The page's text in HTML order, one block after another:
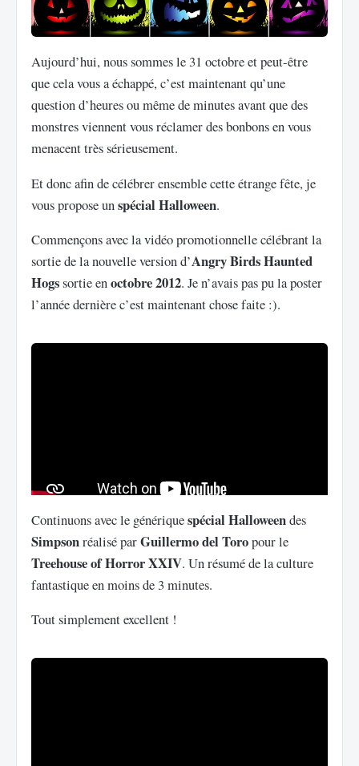
Aujourd’hui, nous sommes le 31 octobre et peut-être
que cela vous a échappé, c’est maintenant qu’une
question d’heures ou même de minutes avant que des
monstres viennent vous réclamer des bonbons en vous
menacent très sérieusement.
Et donc afin de célébrer ensemble cette étrange fête, je
vous propose un spécial Halloween.
Commençons avec la vidéo promotionnelle célébrant la
sortie de la nouvelle version d’Angry Birds Haunted
Hogssortie enoctobre 2012. Je n’avais pas pu la poster
l’année dernière c’est maintenant chose faite :).
Continuons avec le génériquespécial Halloweendes
Simpsonréalisé parGuillermo del Toropour le
Treehouse of Horror XXIV. Un résumé de la culture
fantastique en moins de 3 minutes.
Tout simplement excellent !